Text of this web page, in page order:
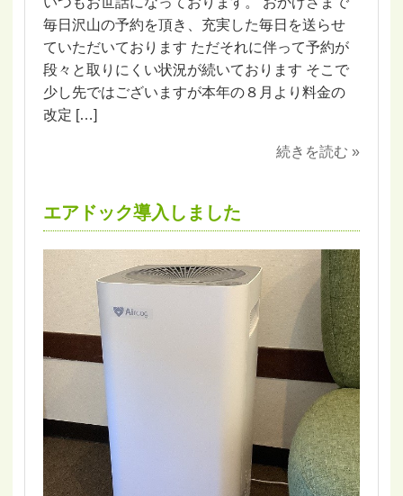
毎日沢山の予約を頂き、充実した毎日を送らせ
ていただいております ただそれに伴って予約が
段々と取りにくい状況が続いております そこで
少し先ではございますが本年の８月より料金の
改定 […]
続きを読む »
エアドック導入しました